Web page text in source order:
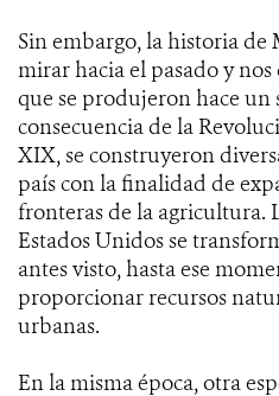
Sin embargo, la historia de
mirar hacia el pasado y
que se produjeron hace un
consecuencia de la
XIX, se construyeron
país con la finalidad de
fronteras de la agricultura.
Estados Unidos se
antes visto, hasta ese
proporcionar recursos
urbanas.
En la misma época, otra